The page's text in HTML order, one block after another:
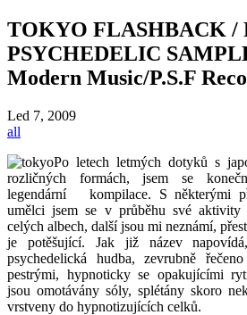
TOKYO FLASHBACK /
PSYCHEDELIC
Modern Music/P.S.F
Led 7, 2009
all
Po letech letmých dotyků s
rozličných formách, jsem se
legendární kompilace. S některými
umělci jsem se v průběhu své aktivity
celých albech, další jsou mi neznámí,
je potěšující. Jak již název
psychedelická hudba, zevrubně
pestrými, hypnoticky se opakujícími
jsou omotávány sóly, splétány skoro
vrstveny do hypnotizujících celků.